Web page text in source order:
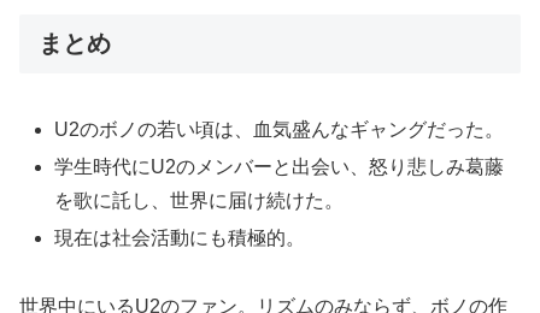
まとめ
U2のボノの若い頃は、血気盛んなギャングだった。
学生時代にU2のメンバーと出会い、怒り悲しみ葛藤
を歌に託し、世界に届け続けた。
現在は社会活動にも積極的。
世界中にいるU2のファン。リズムのみならず、ボノの作